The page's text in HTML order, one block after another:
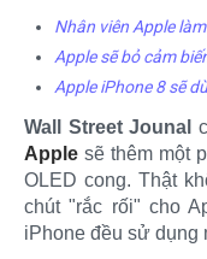
Nhân viên Apple
Apple sẽ bỏ cảm
Apple iPhone 8 sẽ
Wall Street Jounal
Apple sẽ thêm một
OLED cong. Thật
chút "rắc rối" cho
iPhone đều sử dụng